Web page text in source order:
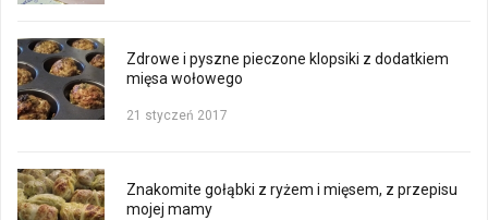
Zdrowe i pyszne pieczone klopsiki z dodatkiem
mięsa wołowego
21 styczeń 2017
Znakomite gołąbki z ryżem i mięsem, z przepisu
mojej mamy